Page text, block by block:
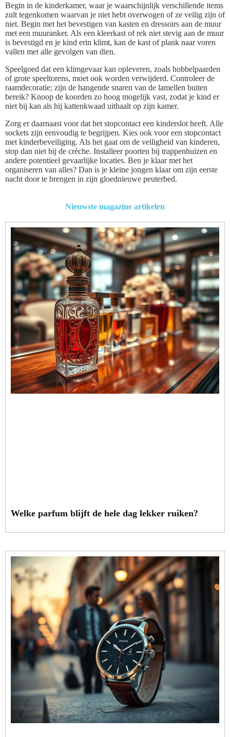
Begin in de kinderkamer, waar je waarschijnlijk verschillende items
zult tegenkomen waarvan je niet hebt overwogen of ze veilig zijn of
niet. Begin met het bevestigen van kasten en dressoirs aan de muur
met een muuranker. Als een kleerkast of rek niet stevig aan de muur
is bevestigd en je kind erin klimt, kan de kast of plank naar voren
vallen met alle gevolgen van dien.
Speelgoed dat een klimgevaar kan opleveren, zoals hobbelpaarden
of grote speeltorens, moet ook worden verwijderd. Controleer de
raamdecoratie; zijn de hangende snaren van de lamellen buiten
bereik? Knoop de koorden zo hoog mogelijk vast, zodat je kind er
niet bij kan als hij kattenkwaad uithaalt op zijn kamer.
Zorg er daarnaast voor dat het stopcontact een kinderslot heeft. Alle
sockets zijn eenvoudig te begrijpen. Kies ook voor een stopcontact
met kinderbeveiliging. Als het gaat om de veiligheid van kinderen,
stop dan niet bij de crèche. Installeer poorten bij trappenhuizen en
andere potentieel gevaarlijke locaties. Ben je klaar met het
organiseren van alles? Dan is je kleine jongen klaar om zijn eerste
nacht door te brengen in zijn gloednieuwe peuterbed.
Nieuwste magazine artikelen
Welke parfum blijft de hele dag lekker ruiken?